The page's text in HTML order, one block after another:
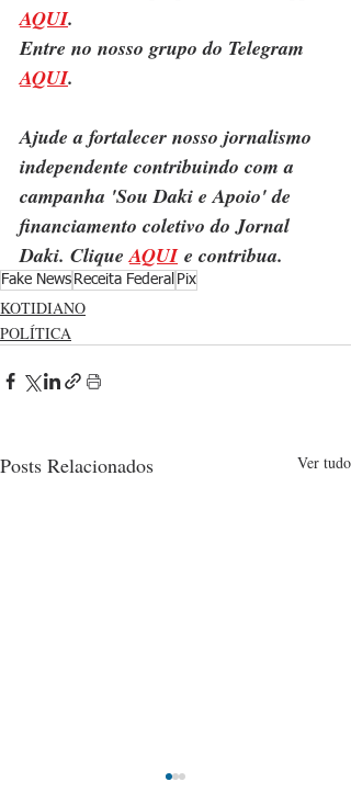
AQUI.
Entre no nosso grupo do Telegram
AQUI.
Ajude a fortalecer nosso jornalismo
independente contribuindo com a
campanha 'Sou Daki e Apoio' de
financiamento coletivo do Jornal
Daki. Clique AQUI e contribua.
Fake News Receita Federal Pix
KOTIDIANO
POLÍTICA
Posts Relacionados Ver tudo